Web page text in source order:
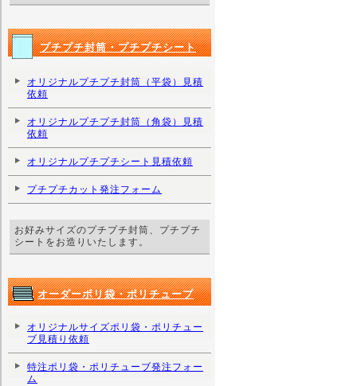
プチプチ封筒・プチプチシート
オリジナルプチプチ封筒（平袋）見積
依頼
オリジナルプチプチ封筒（角袋）見積
依頼
オリジナルプチプチシート見積依頼
プチプチカット発注フォーム
お好みサイズのプチプチ封筒、プチプチ
シートをお造りいたします。
オーダーポリ袋・ポリチューブ
オリジナルサイズポリ袋・ポリチュー
ブ見積り依頼
特注ポリ袋・ポリチューブ発注フォー
ム